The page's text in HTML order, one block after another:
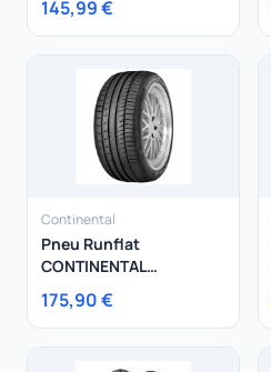
145,99 €
Continental
Pneu Runflat
CONTINENTAL
225/50R18 95W
ContiSportContact 5
SSR
175,90 €